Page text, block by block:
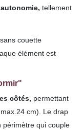
tellement
sans couette
élément est
côtés, permettant
cm). Le drap
périmètre qui couple